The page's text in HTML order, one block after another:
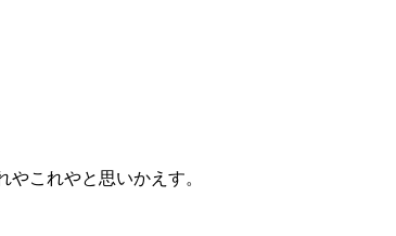
これやと思いかえす。